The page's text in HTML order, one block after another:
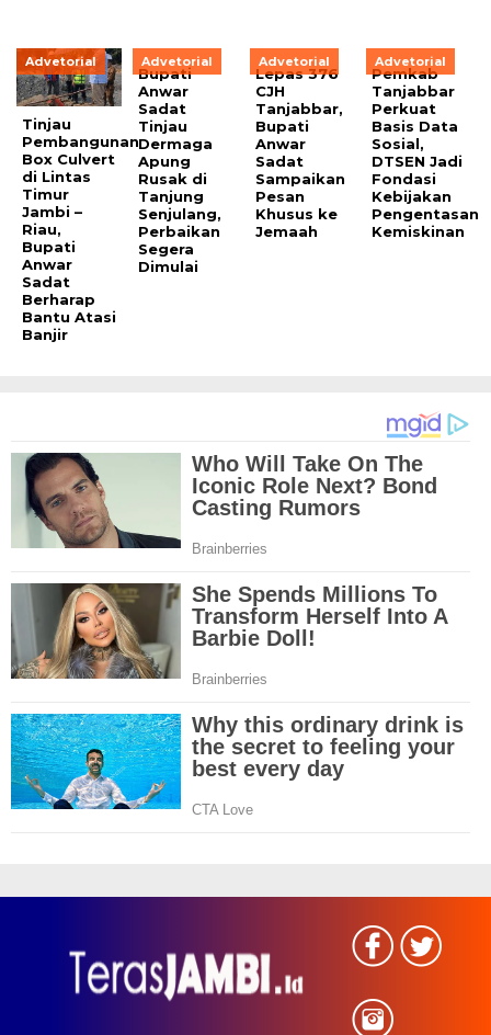
Advetorial
Tinjau
Pembangunan
Box Culvert
di Lintas
Timur
Jambi –
Riau,
Bupati
Anwar
Sadat
Berharap
Bantu Atasi
Banjir
Advetorial
Bupati
Anwar
Sadat
Tinjau
Dermaga
Apung
Rusak di
Tanjung
Senjulang,
Perbaikan
Segera
Dimulai
Advetorial
Lepas 376
CJH
Tanjabbar,
Bupati
Anwar
Sadat
Sampaikan
Pesan
Khusus ke
Jemaah
Advetorial
Pemkab
Tanjabbar
Perkuat
Basis Data
Sosial,
DTSEN Jadi
Fondasi
Kebijakan
Pengentasan
Kemiskinan